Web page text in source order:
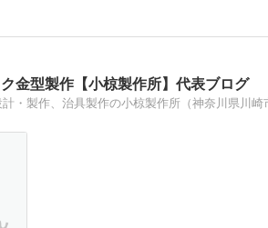
金型製作【小椋製作所】代表ブログ